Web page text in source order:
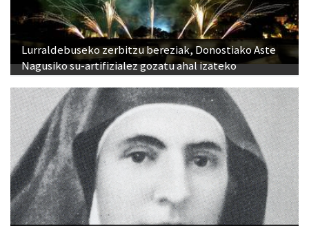
Lurraldebuseko zerbitzu bereziak, Donostiako Aste
Nagusiko su-artifizialez gozatu ahal izateko